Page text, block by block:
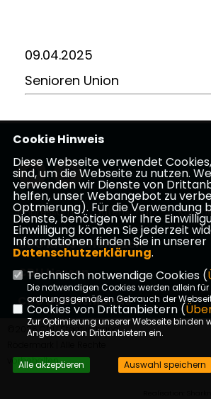
09.04.2025
Senioren Union
Impressum Datenschutz
CDU Kreis Offenbach
CDU Hessen
CDU Deutschlands
©2026 CDU Stadtverband
vorbehalten.
Cookie Hinweis
Diese Webseite verwendet
sind, um die Webseite zu nutzen.
verwenden wir Dienste von
helfen, unser Webangebot zu
Optmierung). Für die Verwendung
Dienste, benötigen wir Ihre
Einwilligung können Sie jederzeit
Informationen finden Sie in unserer
Datenschutzerklärung.
Technisch notwendige Cookies (
Die notwendigen Cookies werden allein für
ordnungsgemäßen Gebrauch der
Cookies von Drittanbietern (
Zur Optimierung unserer Webseite binden
Angebote von Drittanbietern ein.
Alle akzeptieren Auswahl speichern